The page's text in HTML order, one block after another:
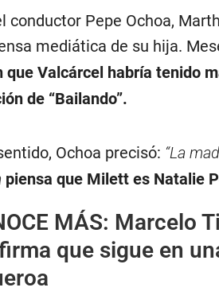
conductor Pepe Ochoa,
mediática de su hija.
que Valcárcel habría tenido
de “Bailando”.
Ochoa precisó: “La
piensa que Milett es Natalie
MÁS: Marcelo
que sigue en